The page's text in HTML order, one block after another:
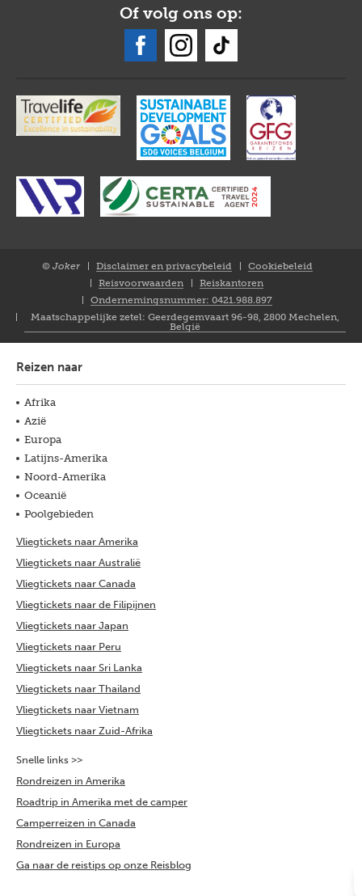
Of volg ons op:
© Joker
Disclaimer en privacybeleid
Cookiebeleid
Reisvoorwaarden
Reiskantoren
Ondernemingsnummer: 0421.988.897
Maatschappelijke zetel: Geerdegemvaart 96-98, 2800 Mechelen,
België
Reizen naar
Afrika
Azië
Europa
Latijns-Amerika
Noord-Amerika
Oceanië
Poolgebieden
Vliegtickets naar Amerika
Vliegtickets naar Australië
Vliegtickets naar Canada
Vliegtickets naar de Filipijnen
Vliegtickets naar Japan
Vliegtickets naar Peru
Vliegtickets naar Sri Lanka
Vliegtickets naar Thailand
Vliegtickets naar Vietnam
Vliegtickets naar Zuid-Afrika
Snelle links >>
Rondreizen in Amerika
Roadtrip in Amerika met de camper
Camperreizen in Canada
Rondreizen in Europa
Ga naar de reistips op onze Reisblog